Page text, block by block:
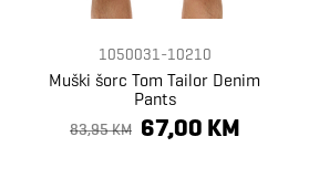
1050031-10210
Muški šorc Tom Tailor Denim
Pants
83,95 KM 67,00 KM